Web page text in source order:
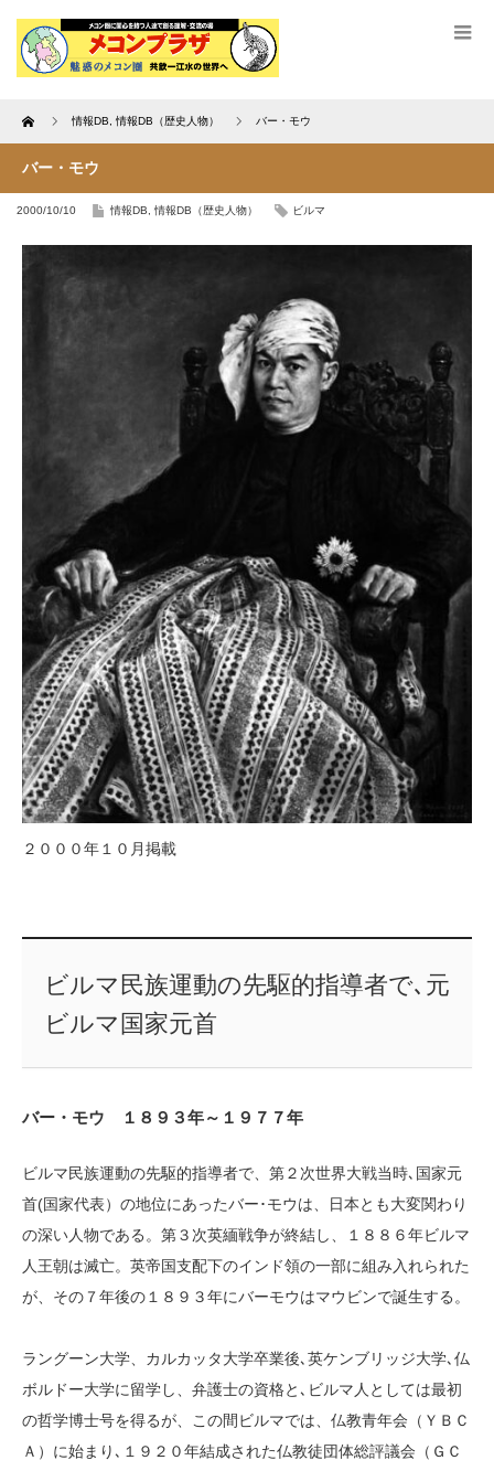
Home 情報DB 情報DB（歴史人物） バー・モウ
バー・モウ
2000/10/10 情報DB 情報DB（歴史人物） ビルマ
２０００年１０月掲載
ビルマ民族運動の先駆的指導者で､元
ビルマ国家元首
バー・モウ １８９３年～１９７７年
ビルマ民族運動の先駆的指導者で、第２次世界大戦当時､国家元
首(国家代表）の地位にあったバー･モウは、日本とも大変関わり
の深い人物である。第３次英緬戦争が終結し、１８８６年ビルマ
人王朝は滅亡。英帝国支配下のインド領の一部に組み入れられた
が、その７年後の１８９３年にバーモウはマウビンで誕生する。
ラングーン大学、カルカッタ大学卒業後､英ケンブリッジ大学､仏
ボルドー大学に留学し、弁護士の資格と､ビルマ人としては最初
の哲学博士号を得るが、この間ビルマでは、仏教青年会（ＹＢＣ
Ａ）に始まり､１９２０年結成された仏教徒団体総評議会（ＧＣ